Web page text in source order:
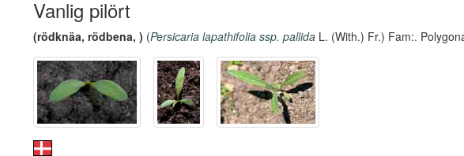
Vanlig pilört
(rödknäa, rödbena, ) (Persicaria lapathifolia ssp. pallida L. (With.) Fr.) Fam:.